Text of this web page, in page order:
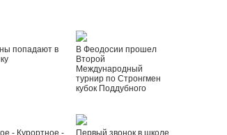
попадают в
В Феодосии прошел
Второй
Международный
турнир по Стронгмен
кубок Поддубного
- Курортное -
Первый звонок в школе